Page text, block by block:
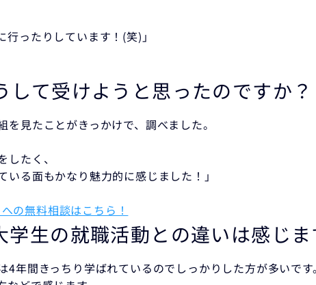
ったりしています！(笑)」
して受けようと思ったのですか？
を見たことがきっかけで、調べました。
たく、
る面もかなり魅力的に感じました！」
の無料相談はこちら！
生の就職活動との違いは感じま
4年間きっちり学ばれているのでしっかりした方が多いです。